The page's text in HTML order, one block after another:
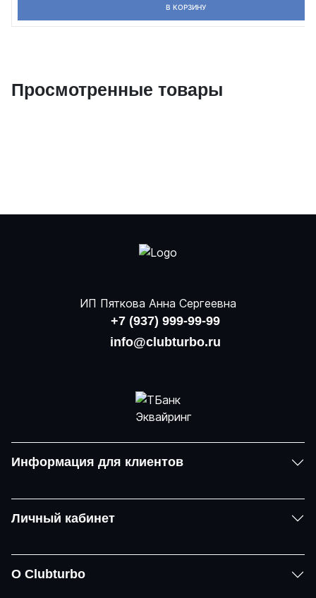
В КОРЗИНУ
Просмотренные товары
ИП Пяткова Анна Сергеевна
+7 (937) 999-99-99
info@clubturbo.ru
Информация для клиентов
Личный кабинет
О Clubturbo